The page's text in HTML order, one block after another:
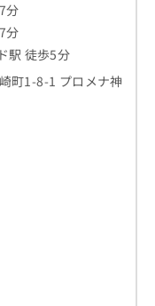
分
分
駅 徒歩5分
町1-8-1 プロメナ神